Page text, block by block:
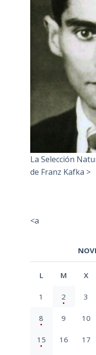
La Selección
de Franz Kafka >
<a
L M X
1 2 3
8 9 10
15 16 17